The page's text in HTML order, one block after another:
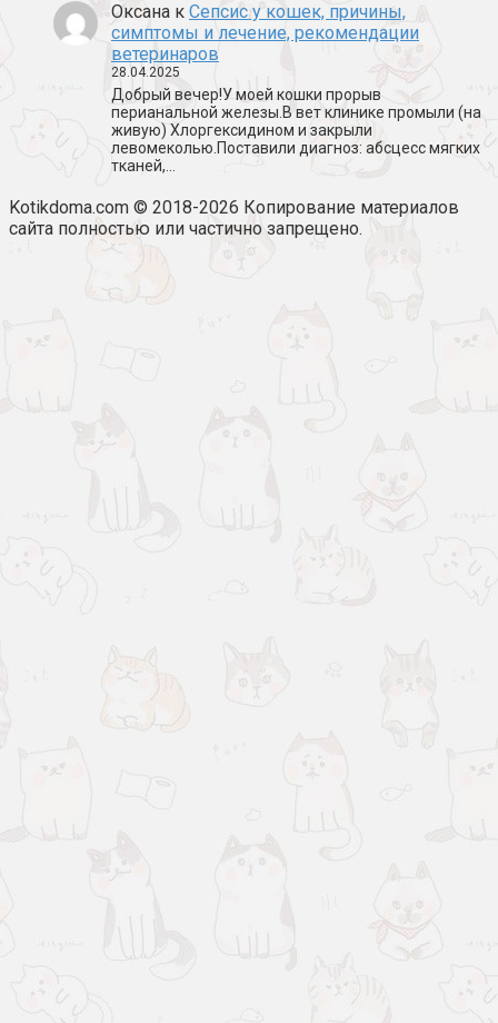
Оксана к Сепсис у кошек, причины,
симптомы и лечение, рекомендации
ветеринаров
28.04.2025
Добрый вечер!У моей кошки прорыв
перианальной железы.В вет клинике промыли (на
живую) Хлоргексидином и закрыли
левомеколью.Поставили диагноз: абсцесс мягких
тканей,…
Kotikdoma.com © 2018-2026 Копирование материалов
сайта полностью или частично запрещено.